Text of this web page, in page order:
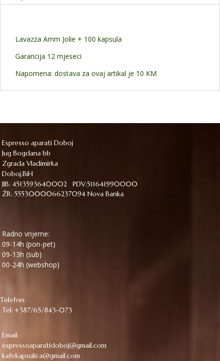
Lavazza Amm Jolie + 100 kapsula
Garancija 12 mjeseci
Napomena: dostava za ovaj artikal je 10 KM
Espresso aparati Doboj
Jug Bogdana bb
Zgrada Vladimirka
Doboj,BiH
JIB: 4513593640002 PDV:511641990000
ŽR: 5553000066237094 Nova Banka
Radno vrijeme:
09-14h (pon-pet)
09-13h (sub)
00-24h (webshop)
Telefon:
Tel: +387/65/843-073
Email:
espressoaparatidoboj@gmail.com
kafekapsulica@gmail.com